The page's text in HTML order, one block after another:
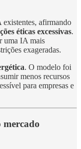
afirmando
éticas excessivas.
uma IA mais
exageradas.
. O modelo foi
menos recursos
para empresas e
mercado